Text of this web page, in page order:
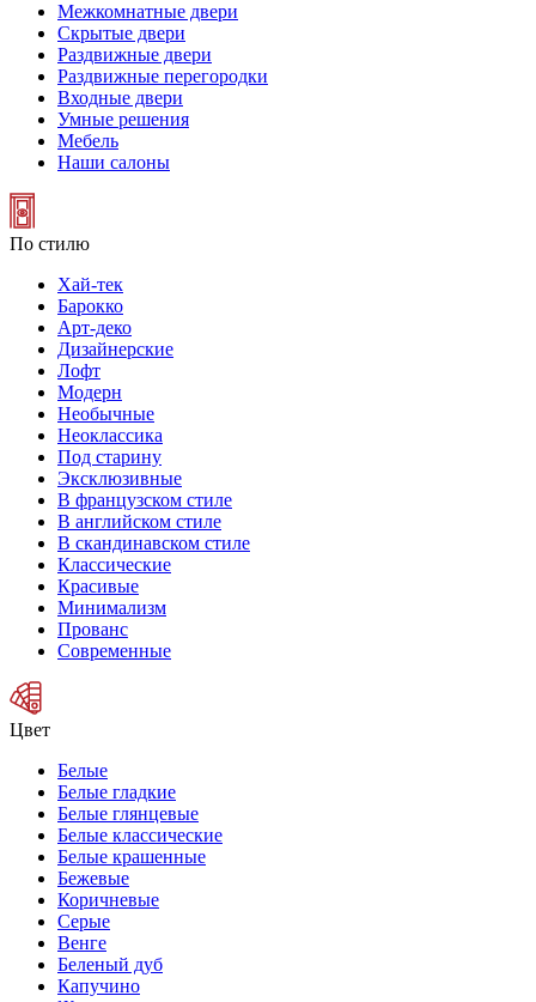
Межкомнатные двери
Скрытые двери
Раздвижные двери
Раздвижные перегородки
Входные двери
Умные решения
Мебель
Наши салоны
По стилю
Хай-тек
Барокко
Арт-деко
Дизайнерские
Лофт
Модерн
Необычные
Неоклассика
Под старину
Эксклюзивные
В французском стиле
В английском стиле
В скандинавском стиле
Классические
Красивые
Минимализм
Прованс
Современные
Цвет
Белые
Белые гладкие
Белые глянцевые
Белые классические
Белые крашенные
Бежевые
Коричневые
Серые
Венге
Беленый дуб
Капучино